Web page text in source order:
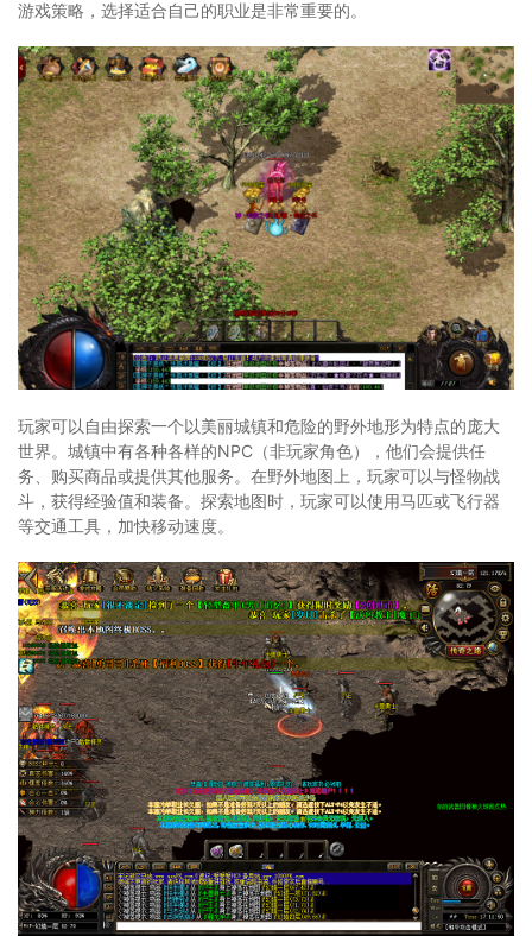
游戏策略，选择适合自己的职业是非常重要的。
玩家可以自由探索一个以美丽城镇和危险的野外地形为特点的庞大
世界。城镇中有各种各样的NPC（非玩家角色），他们会提供任
务、购买商品或提供其他服务。在野外地图上，玩家可以与怪物战
斗，获得经验值和装备。探索地图时，玩家可以使用马匹或飞行器
等交通工具，加快移动速度。